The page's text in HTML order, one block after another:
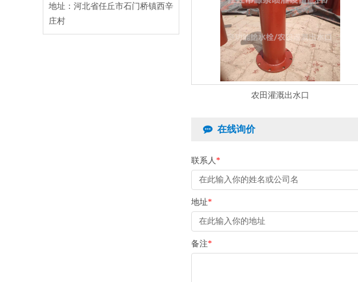
地址：河北省任丘市石门桥镇西辛
庄村
农田灌溉出水口
在线询价
联系人*
地址*
备注*